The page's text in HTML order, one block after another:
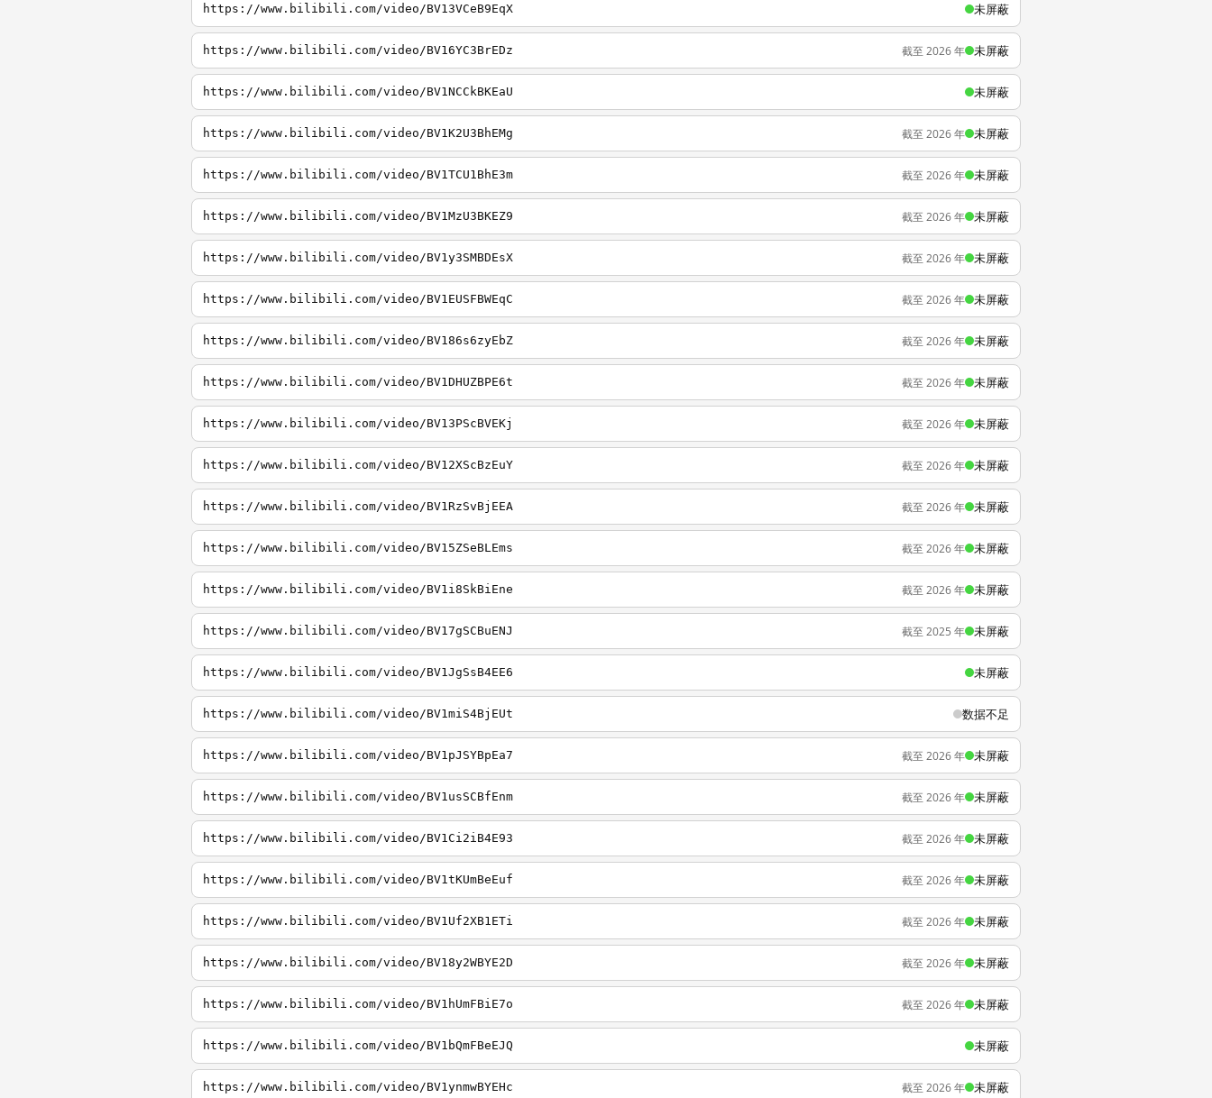
https://www.bilibili.com/video/BV13VCeB9EqX 未屏蔽
https://www.bilibili.com/video/BV16YC3BrEDz 截至 2026 年 未屏蔽
https://www.bilibili.com/video/BV1NCCkBKEaU 未屏蔽
https://www.bilibili.com/video/BV1K2U3BhEMg 截至 2026 年 未屏蔽
https://www.bilibili.com/video/BV1TCU1BhE3m 截至 2026 年 未屏蔽
https://www.bilibili.com/video/BV1MzU3BKEZ9 截至 2026 年 未屏蔽
https://www.bilibili.com/video/BV1y3SMBDEsX 截至 2026 年 未屏蔽
https://www.bilibili.com/video/BV1EUSFBWEqC 截至 2026 年 未屏蔽
https://www.bilibili.com/video/BV186s6zyEbZ 截至 2026 年 未屏蔽
https://www.bilibili.com/video/BV1DHUZBPE6t 截至 2026 年 未屏蔽
https://www.bilibili.com/video/BV13PScBVEKj 截至 2026 年 未屏蔽
https://www.bilibili.com/video/BV12XScBzEuY 截至 2026 年 未屏蔽
https://www.bilibili.com/video/BV1RzSvBjEEA 截至 2026 年 未屏蔽
https://www.bilibili.com/video/BV15ZSeBLEms 截至 2026 年 未屏蔽
https://www.bilibili.com/video/BV1i8SkBiEne 截至 2026 年 未屏蔽
https://www.bilibili.com/video/BV17gSCBuENJ 截至 2025 年 未屏蔽
https://www.bilibili.com/video/BV1JgSsB4EE6 未屏蔽
https://www.bilibili.com/video/BV1miS4BjEUt 数据不足
https://www.bilibili.com/video/BV1pJSYBpEa7 截至 2026 年 未屏蔽
https://www.bilibili.com/video/BV1usSCBfEnm 截至 2026 年 未屏蔽
https://www.bilibili.com/video/BV1Ci2iB4E93 截至 2026 年 未屏蔽
https://www.bilibili.com/video/BV1tKUmBeEuf 截至 2026 年 未屏蔽
https://www.bilibili.com/video/BV1Uf2XB1ETi 截至 2026 年 未屏蔽
https://www.bilibili.com/video/BV18y2WBYE2D 截至 2026 年 未屏蔽
https://www.bilibili.com/video/BV1hUmFBiE7o 截至 2026 年 未屏蔽
https://www.bilibili.com/video/BV1bQmFBeEJQ 未屏蔽
https://www.bilibili.com/video/BV1ynmwBYEHc 截至 2026 年 未屏蔽